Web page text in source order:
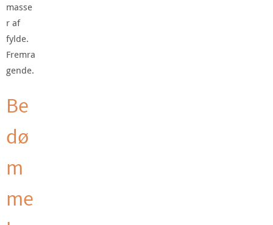
masse
r af
fylde.
Fremra
gende.
Be
dø
m
me